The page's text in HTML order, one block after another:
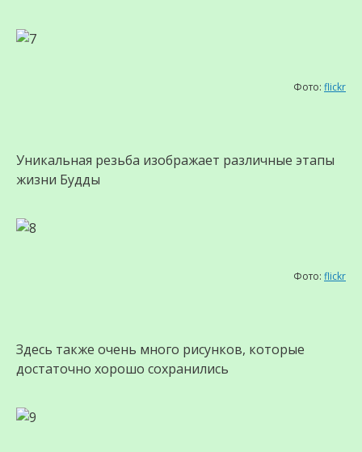
Фото: flickr
Уникальная резьба изображает различные этапы
жизни Будды
Фото: flickr
Здесь также очень много рисунков, которые
достаточно хорошо сохранились